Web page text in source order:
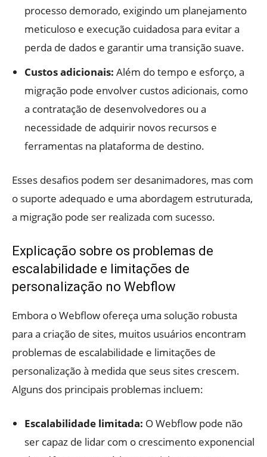
processo demorado, exigindo um planejamento
meticuloso e execução cuidadosa para evitar a
perda de dados e garantir uma transição suave.
Custos adicionais: Além do tempo e esforço, a
migração pode envolver custos adicionais, como
a contratação de desenvolvedores ou a
necessidade de adquirir novos recursos e
ferramentas na plataforma de destino.
Esses desafios podem ser desanimadores, mas com
o suporte adequado e uma abordagem estruturada,
a migração pode ser realizada com sucesso.
Explicação sobre os problemas de
escalabilidade e limitações de
personalização no Webflow
Embora o Webflow ofereça uma solução robusta
para a criação de sites, muitos usuários encontram
problemas de escalabilidade e limitações de
personalização à medida que seus sites crescem.
Alguns dos principais problemas incluem:
Escalabilidade limitada: O Webflow pode não
ser capaz de lidar com o crescimento exponencial